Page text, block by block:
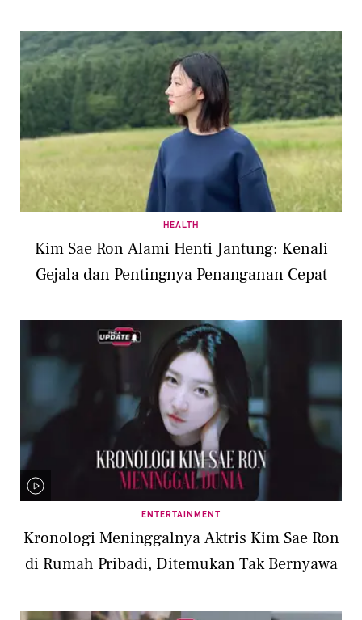
HEALTH
Kim Sae Ron Alami Henti Jantung: Kenali
Gejala dan Pentingnya Penanganan Cepat
ENTERTAINMENT
Kronologi Meninggalnya Aktris Kim Sae Ron
di Rumah Pribadi, Ditemukan Tak Bernyawa